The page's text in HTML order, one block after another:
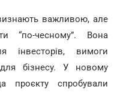
важливою, але
“по-чесному”. Вона
інвесторів, вимоги
бізнесу. У новому
проєкту спробували